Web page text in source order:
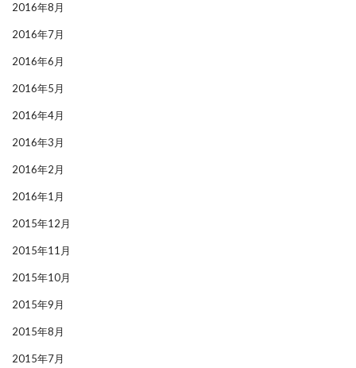
2016年8月
2016年7月
2016年6月
2016年5月
2016年4月
2016年3月
2016年2月
2016年1月
2015年12月
2015年11月
2015年10月
2015年9月
2015年8月
2015年7月